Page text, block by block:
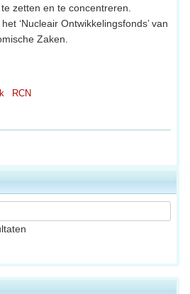
zetten en te concentreren.
‘Nucleair Ontwikkelingsfonds’ van
Zaken.
RCN